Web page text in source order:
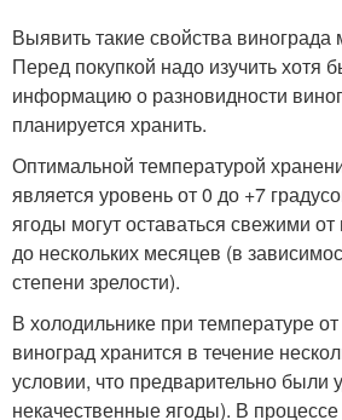
Выявить такие свойства винограда
Перед покупкой надо изучить хотя
информацию о разновидности
планируется хранить.
Оптимальной температурой
является уровень от 0 до +7
ягоды могут оставаться свежими от
до нескольких месяцев (в
степени зрелости).
В холодильнике при температуре
виноград хранится в течение
условии, что предварительно были
некачественные ягоды). В